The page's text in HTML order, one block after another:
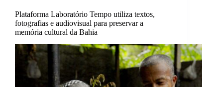
Plataforma Laboratório Tempo utiliza textos,
fotografias e audiovisual para preservar a
memória cultural da Bahia